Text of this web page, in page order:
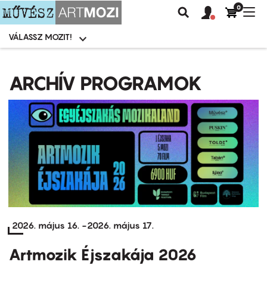
tartalomra
Moziválasztó
menü
VÁLASSZ MOZIT!
Keresés
Felhasználói
fiók
0
ARCHÍV PROGRAMOK
2026. május 16. -2026. május 17.
Artmozik Éjszakája 2026